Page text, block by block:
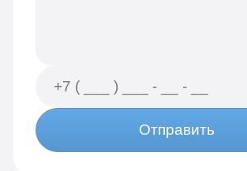
Отправить